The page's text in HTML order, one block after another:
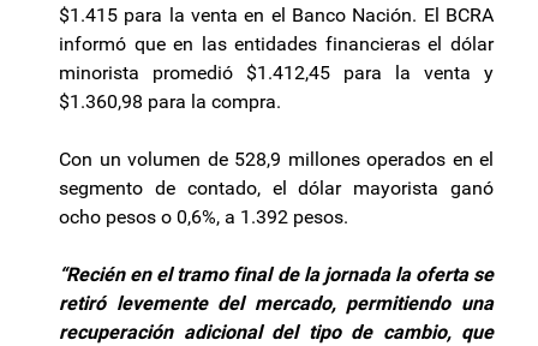
$1.415 para la venta en el Banco Nación. El BCRA
informó que en las entidades financieras el dólar
minorista promedió $1.412,45 para la venta y
$1.360,98 para la compra.
Con un volumen de 528,9 millones operados en el
segmento de contado, el dólar mayorista ganó
ocho pesos o 0,6%, a 1.392 pesos.
“Recién en el tramo final de la jornada la oferta se
retiró levemente del mercado, permitiendo una
recuperación adicional del tipo de cambio, que